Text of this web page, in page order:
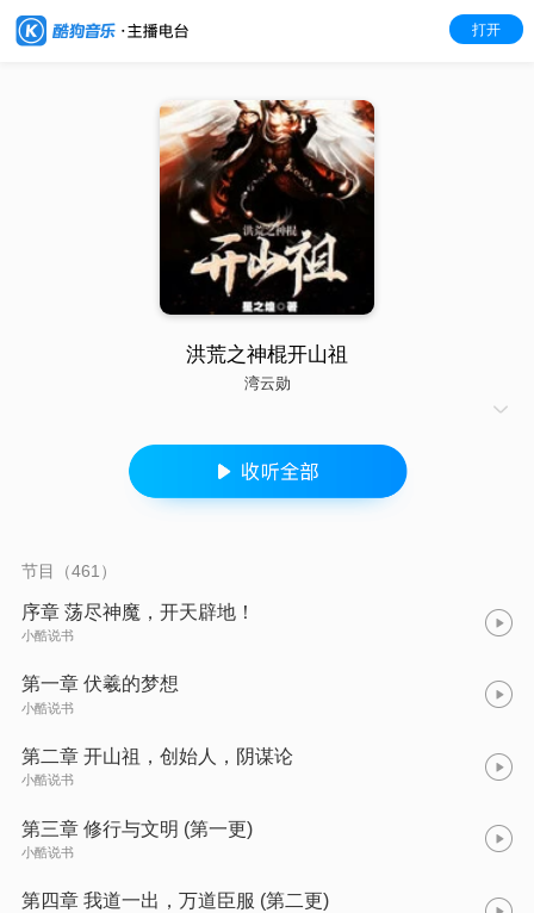
打开
洪荒之神棍开山祖
湾云勋
节目（461）
序章 荡尽神魔，开天辟地！
小酷说书
第一章 伏羲的梦想
小酷说书
第二章 开山祖，创始人，阴谋论
小酷说书
第三章 修行与文明 (第一更)
小酷说书
第四章 我道一出，万道臣服 (第二更)